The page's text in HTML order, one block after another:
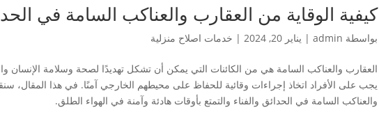
كيفية الوقاية من العقارب والعناكب السامة في
بواسطة admin
| يناير 20, 2024 | خدمات اصلاح منزلية
العقارب والعناكب السامة هي من الكائنات التي يمكن أن تشكل تهديدًا لصحة وسلامة الإنسان
يجب على الأفراد اتخاذ إجراءات وقائية للحفاظ على محيطهم الخارجي آمنًا. في هذا المقال،
والعناكب السامة في الحدائق والفناء والتمتع بأوقات هادئة وآمنة في الهواء الطلق.